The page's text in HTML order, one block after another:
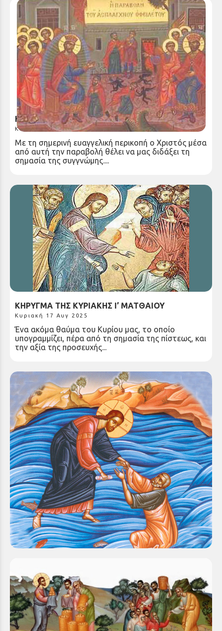
ΚΗΡΥΓΜΑ ΤΗΣ ΚΥΡΙΑΚΗΣ ΙΑ’ ΜΑΤΘΑΙΟΥ
Κυριακή 24 Αυγ 2025
Με τη σημερινή ευαγγελική περικοπή ο Χριστός μέσα
από αυτή την παραβολή θέλει να μας διδάξει τη
σημασία της συγγνώμης....
ΚΗΡΥΓΜΑ ΤΗΣ ΚΥΡΙΑΚΗΣ Ι’ ΜΑΤΘΑΙΟΥ
Κυριακή 17 Αυγ 2025
Ένα ακόμα θαύμα του Κυρίου μας, το οποίο
υπογραμμίζει, πέρα από τη σημασία της πίστεως, και
την αξία της προσευχής...
ΚΗΡΥΓΜΑ ΤΗΣ ΚΥΡΙΑΚΗΣ Θ’ ΜΑΤΘΑΙΟΥ
Κυριακή 10 Αυγ 2025
Η σημερινή ευαγγελική περικοπή μας περιγράφει ένα
εξαιρετικά θαυμαστό γεγονός, το οποίο κάνει τους
μαθητές του Κυρίου να μείνουν έκθαμβοι...